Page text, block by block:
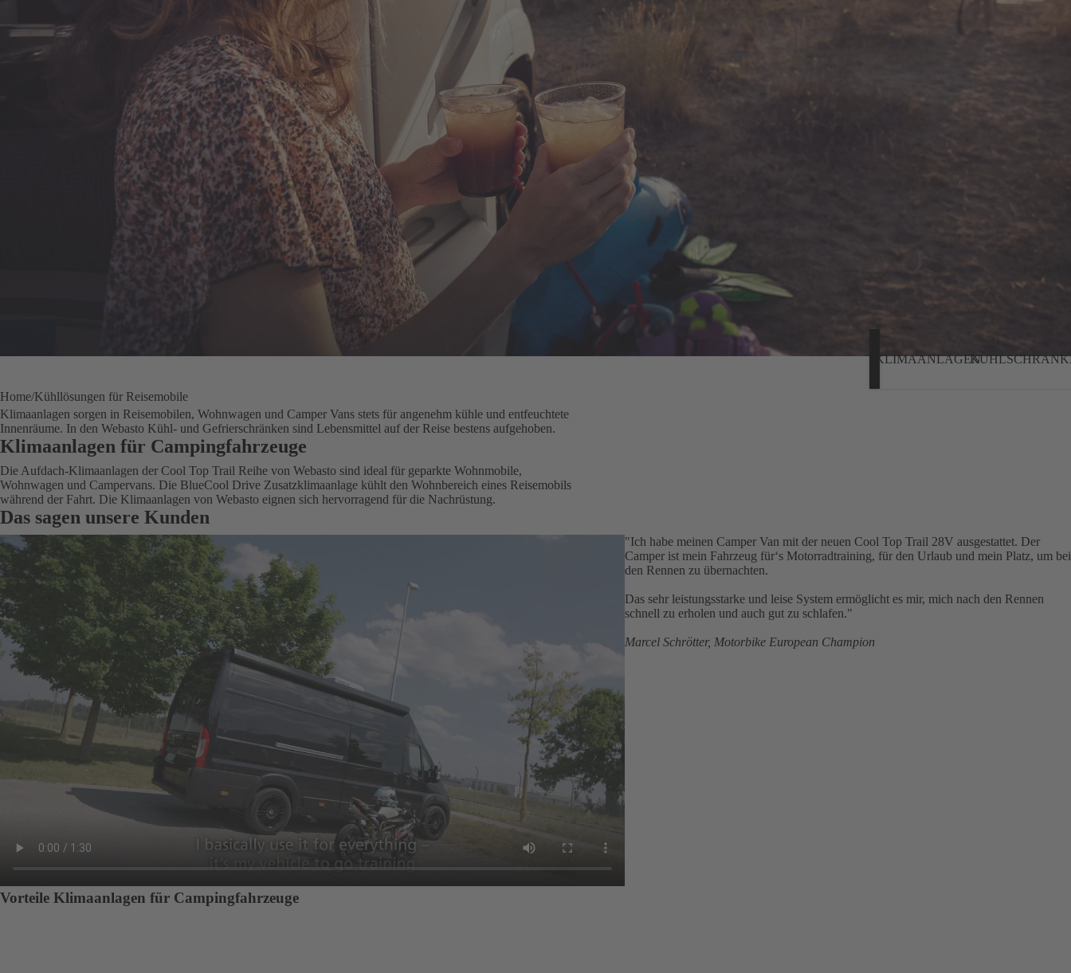
KLIMAANLAGEN
Home Kühllösungen für Reisemobile
Klimaanlagen sorgen in Reisemobilen, Wohnwagen und Camper Vans stets für angenehm kühle und entfeuchtete
Innenräume. In den Webasto Kühl- und Gefrierschränken sind Lebensmittel auf der Reise bestens aufgehoben.
Klimaanlagen für Campingfahrzeuge
Die Aufdach-Klimaanlagen der Cool Top Trail Reihe von Webasto sind ideal für geparkte Wohnmobile,
Wohnwagen und Campervans. Die BlueCool Drive Zusatzklimaanlage kühlt den Wohnbereich eines Reisemobils
während der Fahrt. Die Klimaanlagen von Webasto eignen sich hervorragend für die Nachrüstung.
Das sagen unsere Kunden
"Ich habe meinen Camper Van mit der neuen Cool Top Trail 28V ausgestattet. Der
Camper ist mein Fahrzeug für‘s Motorradtraining, für den Urlaub und mein Platz, um bei
den Rennen zu übernachten.
Das sehr leistungsstarke und leise System ermöglicht es mir, mich nach den Rennen
schnell zu erholen und auch gut zu schlafen."
Marcel Schrötter, Motorbike European Champion
Vorteile Klimaanlagen für Campingfahrzeuge